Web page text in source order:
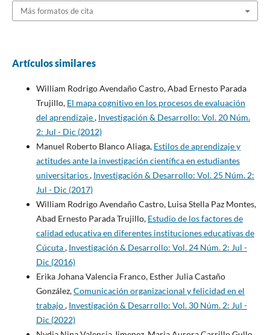
Más formatos de cita
Artículos similares
William Rodrigo Avendaño Castro, Abad Ernesto Parada
Trujillo, El mapa cognitivo en los procesos de evaluación
del aprendizaje, Investigación & Desarrollo: Vol. 20 Núm.
2: Jul - Dic (2012)
Manuel Roberto Blanco Aliaga, Estilos de aprendizaje y
actitudes ante la investigación científica en estudiantes
universitarios, Investigación & Desarrollo: Vol. 25 Núm. 2:
Jul - Dic (2017)
William Rodrigo Avendaño Castro, Luisa Stella Paz Montes,
Abad Ernesto Parada Trujillo, Estudio de los factores de
calidad educativa en diferentes instituciones educativas de
Cúcuta, Investigación & Desarrollo: Vol. 24 Núm. 2: Jul -
Dic (2016)
Erika Johana Valencia Franco, Esther Julia Castaño
González,Comunicación organizacional y felicidad en el
trabajo, Investigación & Desarrollo: Vol. 30 Núm. 2: Jul -
Dic (2022)